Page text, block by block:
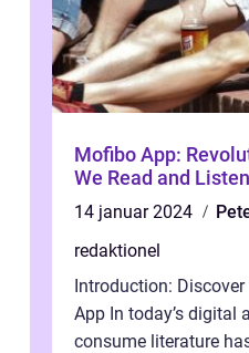
Mofibo App:
We Read and
14 januar 2024
redaktionel
Introduction:
App In today’s digital
consume literature